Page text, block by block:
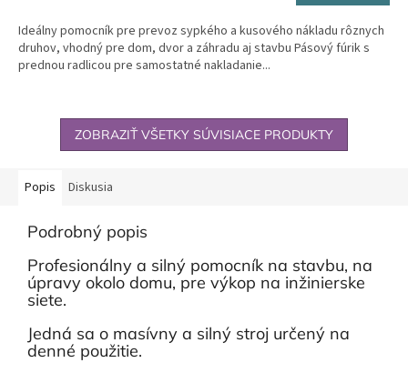
Ideálny pomocník pre prevoz sypkého a kusového nákladu rôznych
druhov, vhodný pre dom, dvor a záhradu aj stavbu Pásový fúrik s
prednou radlicou pre samostatné nakladanie...
ZOBRAZIŤ VŠETKY SÚVISIACE PRODUKTY
Popis Diskusia
Podrobný popis
Profesionálny a silný pomocník na stavbu, na
úpravy okolo domu, pre výkop na inžinierske
siete.
Jedná sa o masívny a silný stroj určený na
denné použitie.